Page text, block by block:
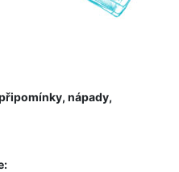
nápady,